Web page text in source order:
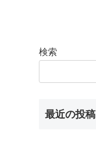
検索
最近の投稿